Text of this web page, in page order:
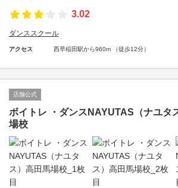
3.02
ダンススクール
アクセス 西早稲田駅から960m （徒歩12分）
店舗公式
ボイトレ ・ダンスNAYUTAS（ナユタ
場校